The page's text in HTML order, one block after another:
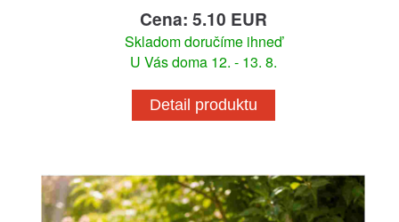
Cena: 5.10 EUR
Skladom doručíme ihneď
U Vás doma 12. - 13. 8.
Detail produktu